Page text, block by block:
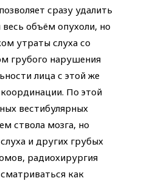
сразу удалить
объём опухоли, но
утраты слуха со
грубого нарушения
лица с этой же
По этой
вестибулярных
ствола мозга, но
и других грубых
радиохирургия
как